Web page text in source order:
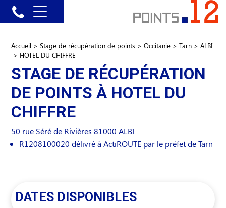
Accueil > Stage de récupération de points > Occitanie > Tarn > ALBI
> HOTEL DU CHIFFRE
STAGE DE RÉCUPÉRATION
DE POINTS À HOTEL DU
CHIFFRE
50 rue Séré de Rivières81000 ALBI
R1208100020 délivré à ActiROUTE par le préfet de Tarn
DATES DISPONIBLES